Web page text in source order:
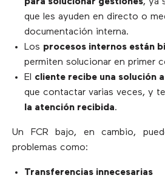
que les ayuden en directo o
documentación interna.
Los procesos internos están
permiten solucionar en primer
El cliente recibe una solución
que contactar varias veces, y
la atención recibida.
Un FCR bajo, en cambio,
problemas como:
Transferencias innecesarias